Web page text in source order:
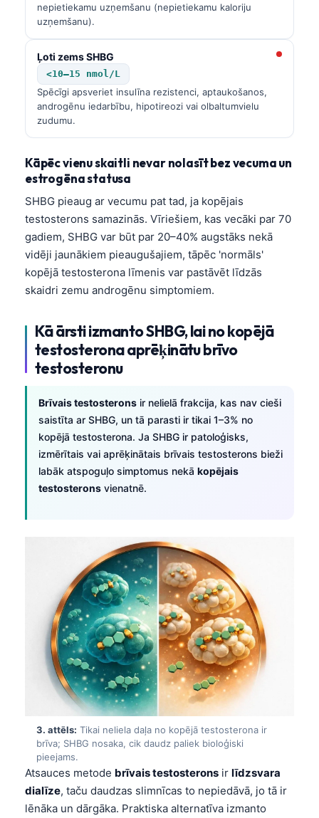
nepietiekamu uzņemšanu (nepietiekamu kaloriju
uzņemšanu).
Ļoti zems SHBG
<10–15 nmol/L
Spēcīgi apsveriet insulīna rezistenci, aptaukošanos,
androgēnu iedarbību, hipotireozi vai olbaltumvielu
zudumu.
Kāpēc vienu skaitli nevar nolasīt bez vecuma un
estrogēna statusa
SHBG pieaug ar vecumu pat tad, ja kopējais
testosterons samazinās. Vīriešiem, kas vecāki par 70
gadiem, SHBG var būt par 20–40% augstāks nekā
vidēji jaunākiem pieaugušajiem, tāpēc 'normāls'
kopējā testosterona līmenis var pastāvēt līdzās
skaidri zemu androgēnu simptomiem.
Kā ārsti izmanto SHBG, lai no kopējā
testosterona aprēķinātu brīvo
testosteronu
Brīvais testosterons ir nelielā frakcija, kas nav cieši
saistīta ar SHBG, un tā parasti ir tikai 1–3% no
kopējā testosterona. Ja SHBG ir patoloģisks,
izmērītais vai aprēķinātais brīvais testosterons bieži
labāk atspoguļo simptomus nekā kopējais
testosterons vienatnē.
3. attēls: Tikai neliela daļa no kopējā testosterona ir
brīva; SHBG nosaka, cik daudz paliek bioloģiski
pieejams.
Atsauces metode brīvais testosterons ir līdzsvara
dialīze, taču daudzas slimnīcas to nepiedāvā, jo tā ir
lēnāka un dārgāka. Praktiska alternatīva izmanto